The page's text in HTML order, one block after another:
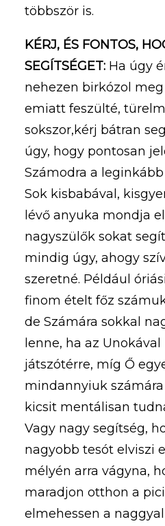
többször is.
KÉRJ, ÉS FONTOS,
SEGÍTSÉGET: Ha úgy
nehezen birkózol
emiatt feszülté,
sokszor,kérj bátran
úgy, hogy pontosan
Számodra a
Sok kisbabával,
lévő anyuka mondja
nagyszülők sokat
mindig úgy, ahogy
szeretné. Például
finom ételt főz
de Számára sokkal
lenne, ha az
játszótérre, míg Ő
mindannyiuk
kicsit mentálisan
Vagy nagy segítség,
nagyobb tesót elviszi
mélyén arra vágyna,
maradjon otthon a
elmehessen a